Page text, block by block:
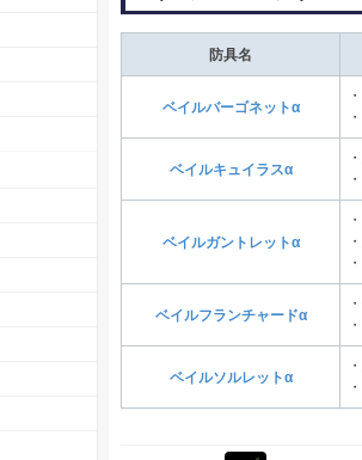
防具名
ベイルバーゴネットα
・
・
ベイルキュイラスα
・
・
ベイルガントレットα
・
・
・
ベイルフランチャードα
・
・
ベイルソルレットα
・
・